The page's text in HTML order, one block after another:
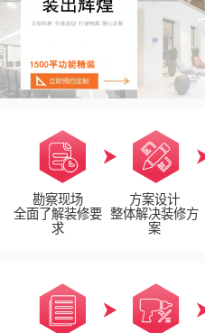
勘察现场
全面了解装修要
求
方案设计
整体解决装修方
案